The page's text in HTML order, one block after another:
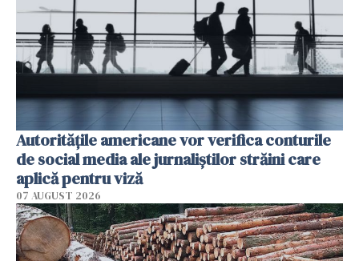
Autorităţile americane vor verifica conturile
de social media ale jurnaliştilor străini care
aplică pentru viză
07 AUGUST 2026